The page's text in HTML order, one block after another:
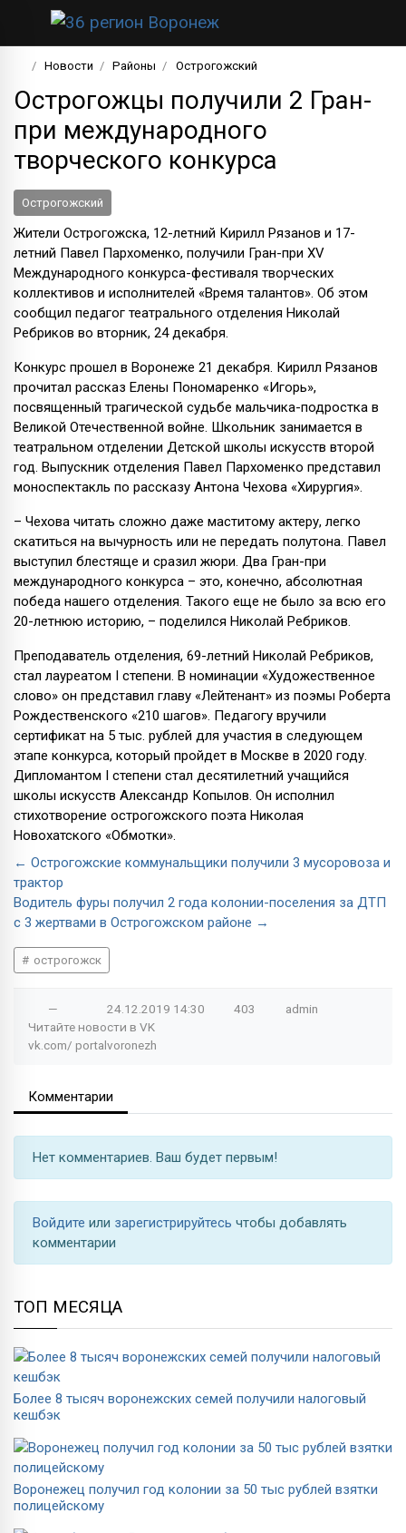
Новости Районы Острогожский
Острогожцы получили 2 Гран-
при международного
творческого конкурса
Острогожский
Жители Острогожска, 12-летний Кирилл Рязанов и 17-
летний Павел Пархоменко, получили Гран-при XV
Международного конкурса-фестиваля творческих
коллективов и исполнителей «Время талантов». Об этом
сообщил педагог театрального отделения Николай
Ребриков во вторник, 24 декабря.
Конкурс прошел в Воронеже 21 декабря. Кирилл Рязанов
прочитал рассказ Елены Пономаренко «Игорь»,
посвященный трагической судьбе мальчика-подростка в
Великой Отечественной войне. Школьник занимается в
театральном отделении Детской школы искусств второй
год. Выпускник отделения Павел Пархоменко представил
моноспектакль по рассказу Антона Чехова «Хирургия».
– Чехова читать сложно даже маститому актеру, легко
скатиться на вычурность или не передать полутона. Павел
выступил блестяще и сразил жюри. Два Гран-при
международного конкурса – это, конечно, абсолютная
победа нашего отделения. Такого еще не было за всю его
20-летнюю историю, – поделился Николай Ребриков.
Преподаватель отделения, 69-летний Николай Ребриков,
стал лауреатом I степени. В номинации «Художественное
слово» он представил главу «Лейтенант» из поэмы Роберта
Рождественского «210 шагов». Педагогу вручили
сертификат на 5 тыс. рублей для участия в следующем
этапе конкурса, который пройдет в Москве в 2020 году.
Дипломантом I степени стал десятилетний учащийся
школы искусств Александр Копылов. Он исполнил
стихотворение острогожского поэта Николая
Новохатского «Обмотки».
← Острогожские коммунальщики получили 3 мусоровоза и
трактор
Водитель фуры получил 2 года колонии-поселения за ДТП
с 3 жертвами в Острогожском районе →
острогожск
— 24.12.2019 14:30 403
admin
Читайте новости в VK
vk.com/ portalvoronezh
Комментарии
Нет комментариев. Ваш будет первым!
Войдите или зарегистрируйтесь чтобы добавлять
комментарии
ТОП МЕСЯЦА
Более 8 тысяч воронежских семей получили налоговый
кешбэк
Воронежец получил год колонии за 50 тыс рублей взятки
полицейскому